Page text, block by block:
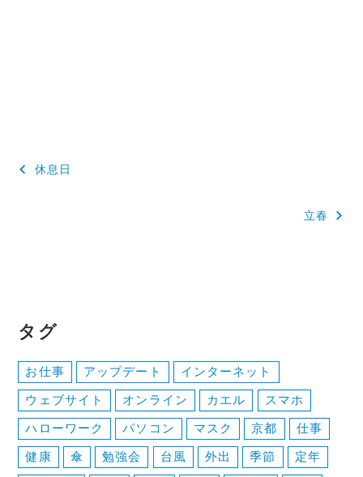
投
シ
ョ
ン
休息日
立春
タグ
お仕事 アップデート
インターネット
ウェブサイト
オンライン カエル
スマホ
ハローワーク
パソコン マスク 京都
仕事
健康
傘 勉強会 台風 外出 季節
定年